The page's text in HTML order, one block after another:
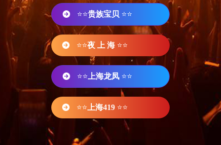
⭐⭐贵族宝贝 ⭐⭐
⭐⭐夜 上 海 ⭐⭐
⭐⭐ 上海龙凤 ⭐⭐
⭐⭐ 上海419 ⭐⭐